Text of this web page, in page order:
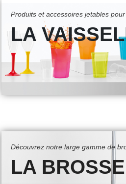
Produits et accessoires jetables
LA
Découvrez notre large gamme de
LA